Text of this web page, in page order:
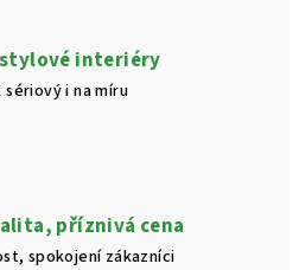
interiéry
i na míru
příznivá cena
spokojení zákazníci